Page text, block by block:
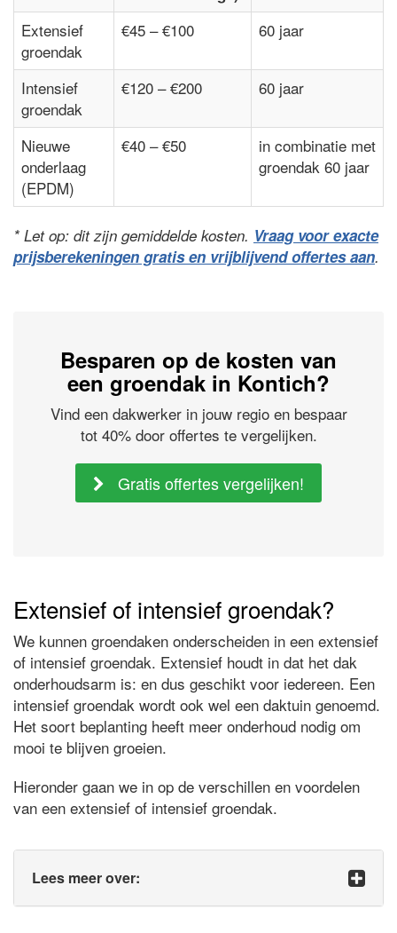
Extensief
groendak
€45 – €100 60 jaar
Intensief
groendak
€120 – €200 60 jaar
Nieuwe
onderlaag
(EPDM)
€40 – €50
in combinatie met
groendak 60 jaar
* Let op: dit zijn gemiddelde kosten. Vraag voor exacte
prijsberekeningen gratis en vrijblijvend offertes aan.
Besparen op de kosten van
een groendak in Kontich?
Vind een dakwerker in jouw regio en bespaar
tot 40% door offertes te vergelijken.
Gratis offertes vergelijken!
Extensief of intensief groendak?
We kunnen groendaken onderscheiden in een extensief
of intensief groendak. Extensief houdt in dat het dak
onderhoudsarm is: en dus geschikt voor iedereen. Een
intensief groendak wordt ook wel een daktuin genoemd.
Het soort beplanting heeft meer onderhoud nodig om
mooi te blijven groeien.
Hieronder gaan we in op de verschillen en voordelen
van een extensief of intensief groendak.
Lees meer over: